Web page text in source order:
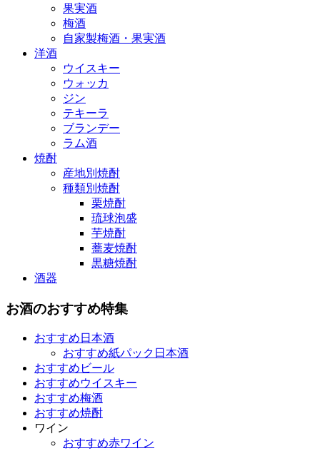
果実酒
梅酒
自家製梅酒・果実酒
洋酒
ウイスキー
ウォッカ
ジン
テキーラ
ブランデー
ラム酒
焼酎
産地別焼酎
種類別焼酎
栗焼酎
琉球泡盛
芋焼酎
蕎麦焼酎
黒糖焼酎
酒器
お酒のおすすめ特集
おすすめ日本酒
おすすめ紙パック日本酒
おすすめビール
おすすめウイスキー
おすすめ梅酒
おすすめ焼酎
ワイン
おすすめ赤ワイン